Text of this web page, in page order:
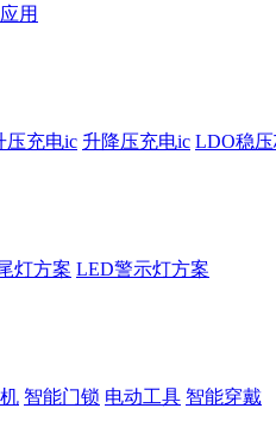
用
压充电ic 升降压充电ic LDO稳
灯方案 LED警示灯方案
智能门锁 电动工具 智能穿戴